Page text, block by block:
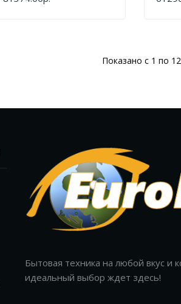
КУПИТЬ
Показано с 1 по
Бытовая техника на любой вкус и
идеальный выбор ждет здесь!